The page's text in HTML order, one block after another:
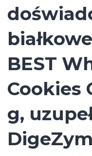
BEST
Cookies
g,